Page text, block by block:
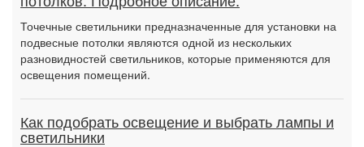
Точечные светильники предназначенные для установки на
подвесные потолки являются одной из нескольких
разновидностей светильников, которые применяются для
освещения помещений.
Как подобрать освещение и выбрать лампы и
светильники